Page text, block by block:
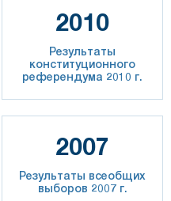
2010
Результаты
конституционного
референдума 2010 г.
2007
Результаты всеобщих
выборов 2007 г.